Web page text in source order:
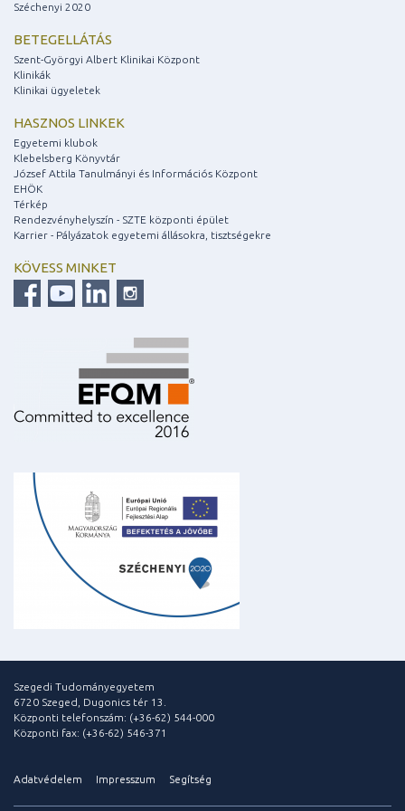
Széchenyi 2020
BETEGELLÁTÁS
Szent-Györgyi Albert Klinikai Központ
Klinikák
Klinikai ügyeletek
HASZNOS LINKEK
Egyetemi klubok
Klebelsberg Könyvtár
József Attila Tanulmányi és Információs Központ
EHÖK
Térkép
Rendezvényhelyszín - SZTE központi épület
Karrier - Pályázatok egyetemi állásokra, tisztségekre
KÖVESS MINKET
Szegedi Tudományegyetem
6720 Szeged, Dugonics tér 13.
Központi telefonszám: (+36-62) 544-000
Központi fax: (+36-62) 546-371
Adatvédelem Impresszum Segítség